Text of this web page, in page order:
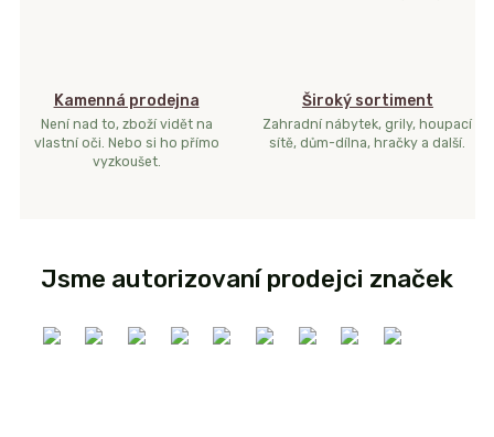
Kamenná prodejna
Není nad to, zboží vidět na
vlastní oči. Nebo si ho přímo
vyzkoušet.
Široký sortiment
Zahradní nábytek, grily, houpací
sítě, dům-dílna, hračky a další.
Jsme autorizovaní prodejci značek